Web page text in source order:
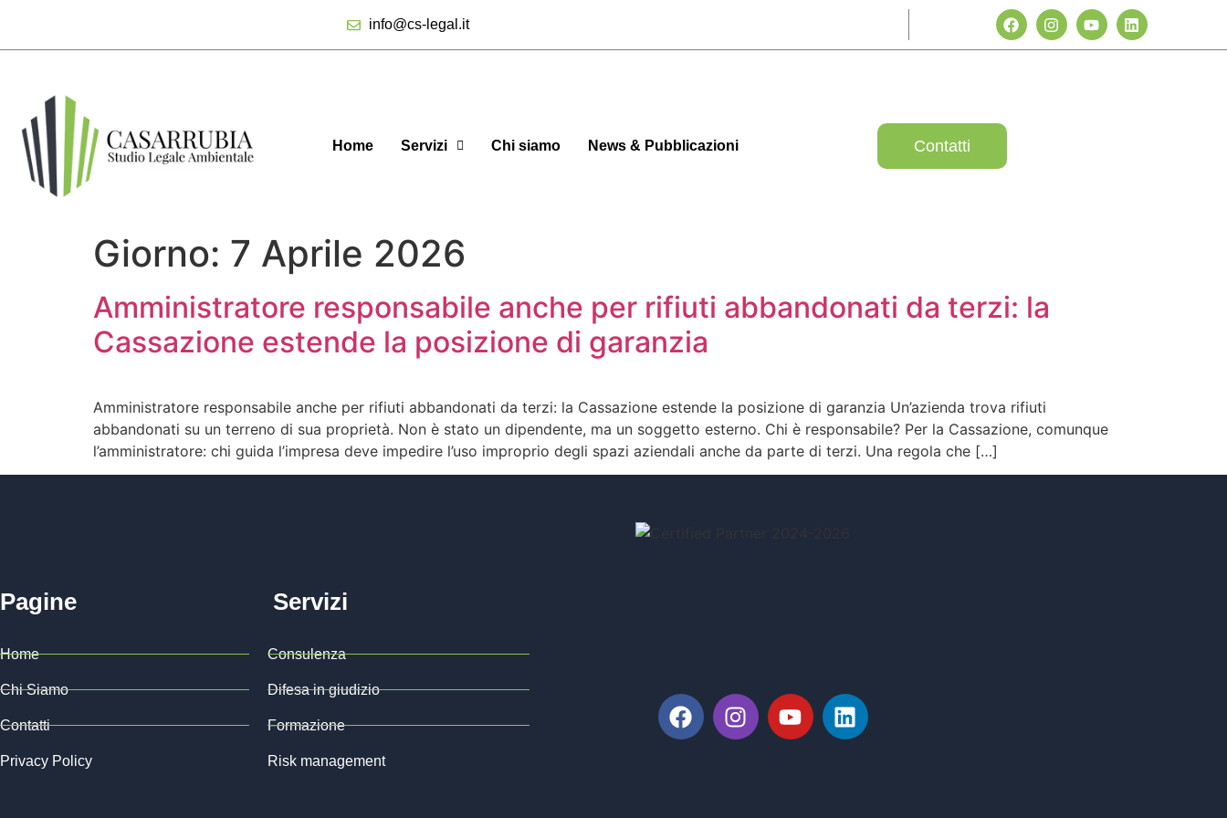
info@cs-legal.it
Home Servizi Chi siamo News & Pubblicazioni Contatti
Giorno: 7 Aprile 2026
Amministratore responsabile anche per rifiuti abbandonati da terzi: la
Cassazione estende la posizione di garanzia
Amministratore responsabile anche per rifiuti abbandonati da terzi: la Cassazione estende la posizione di garanzia Un’azienda trova rifiuti
abbandonati su un terreno di sua proprietà. Non è stato un dipendente, ma un soggetto esterno. Chi è responsabile? Per la Cassazione, comunque
l’amministratore: chi guida l’impresa deve impedire l’uso improprio degli spazi aziendali anche da parte di terzi. Una regola che […]
Pagine Servizi
Home
Chi Siamo
Contatti
Privacy Policy
Consulenza
Difesa in giudizio
Formazione
Risk management